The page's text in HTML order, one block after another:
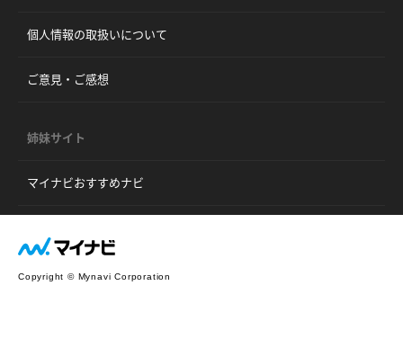
個人情報の取扱いについて
ご意見・ご感想
姉妹サイト
マイナビおすすめナビ
Copyright © Mynavi Corporation